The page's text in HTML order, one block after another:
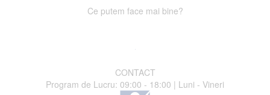
Ce putem face mai bine?
CONTACT
Program de Lucru: 09:00 - 18:00 | Luni - Vineri